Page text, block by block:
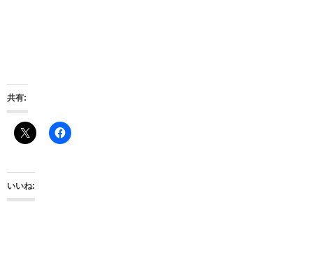
共有:
いいね: